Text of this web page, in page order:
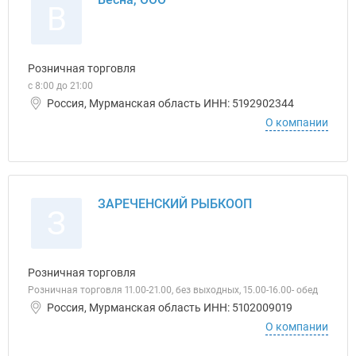
Розничная торговля
с 8:00 до 21:00
Россия, Мурманская область ИНН: 5192902344
О компании
ЗАРЕЧЕНСКИЙ РЫБКООП
Розничная торговля
Розничная торговля 11.00-21.00, без выходных, 15.00-16.00- обед
Россия, Мурманская область ИНН: 5102009019
О компании